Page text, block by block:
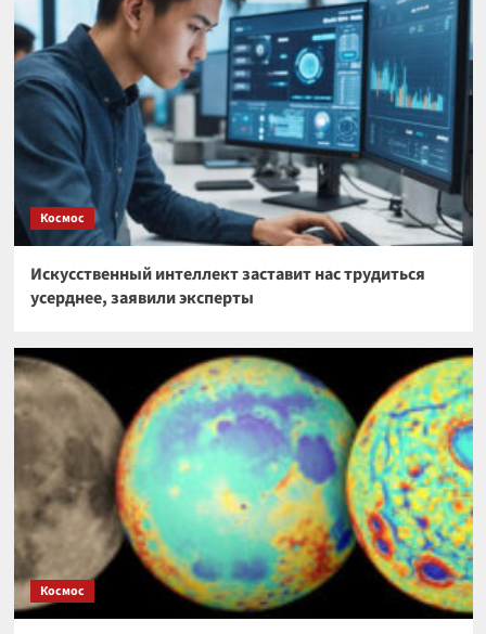
Космос
Искусственный интеллект заставит нас трудиться
усерднее, заявили эксперты
Космос